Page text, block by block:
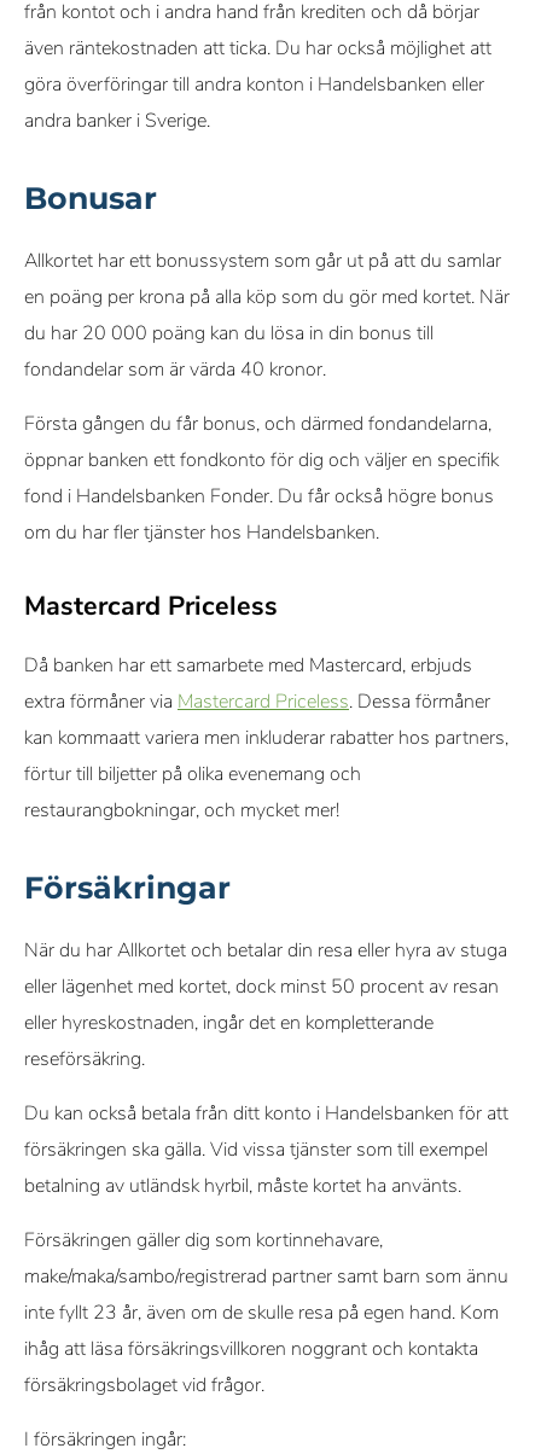
från kontot och i andra hand från krediten och då börjar
även räntekostnaden att ticka. Du har också möjlighet att
göra överföringar till andra konton i Handelsbanken eller
andra banker i Sverige.
Bonusar
Allkortet har ett bonussystem som går ut på att du samlar
en poäng per krona på alla köp som du gör med kortet. När
du har 20 000 poäng kan du lösa in din bonus till
fondandelar som är värda 40 kronor.
Första gången du får bonus, och därmed fondandelarna,
öppnar banken ett fondkonto för dig och väljer en specifik
fond i Handelsbanken Fonder. Du får också högre bonus
om du har fler tjänster hos Handelsbanken.
Mastercard Priceless
Då banken har ett samarbete med Mastercard, erbjuds
extra förmåner via Mastercard Priceless. Dessa förmåner
kan kommaatt variera men inkluderar rabatter hos partners,
förtur till biljetter på olika evenemang och
restaurangbokningar, och mycket mer!
Försäkringar
När du har Allkortet och betalar din resa eller hyra av stuga
eller lägenhet med kortet, dock minst 50 procent av resan
eller hyreskostnaden, ingår det en kompletterande
reseförsäkring.
Du kan också betala från ditt konto i Handelsbanken för att
försäkringen ska gälla. Vid vissa tjänster som till exempel
betalning av utländsk hyrbil, måste kortet ha använts.
Försäkringen gäller dig som kortinnehavare,
make/maka/sambo/registrerad partner samt barn som ännu
inte fyllt 23 år, även om de skulle resa på egen hand. Kom
ihåg att läsa försäkringsvillkoren noggrant och kontakta
försäkringsbolaget vid frågor.
I försäkringen ingår: